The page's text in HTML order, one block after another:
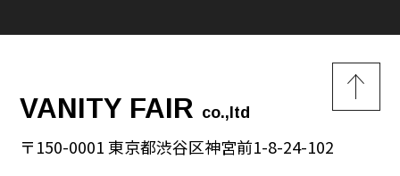
VANITY FAIR co.,ltd
〒150-0001 東京都渋谷区神宮前1-8-24-102